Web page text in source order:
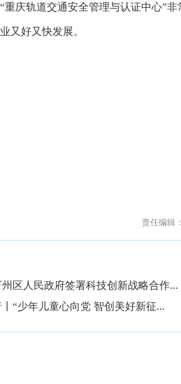
庆轨道交通安全管理与认证中心”非
又好又快发展。
责任编辑
区人民政府签署科技创新战略合作...
“少年儿童心向党 智创美好新征...